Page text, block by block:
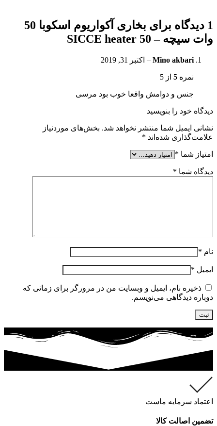
1 دیدگاه برای
بخاری آکواریوم اسکوبا 50
وات سیچه – SICCE heater 50
Mino akbari
– اکتبر 31, 2019
نمره 5 از 5
جنس و دوامش واقعا خوب بود مرسی
دیدگاه خود را بنویسید
نشانی ایمیل شما منتشر نخواهد شد. بخش‌های موردنیاز
علامت‌گذاری شده‌اند *
امتیاز شما *
دیدگاه شما *
نام *
ایمیل *
ذخیره نام، ایمیل و وبسایت من در مرورگر برای زمانی که
دوباره دیدگاهی می‌نویسم.
اعتماد سرمایه ماست
تضمین اصالت کالا